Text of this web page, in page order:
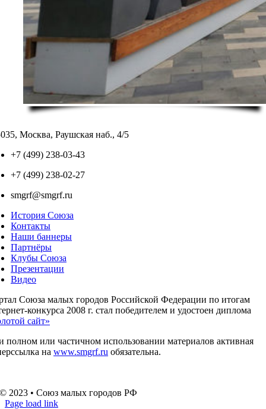
Москва, Раушская наб., 4/5
+7 (499) 238-03-43
+7 (499) 238-02-27
smgrf@smgrf.ru
История Союза
Контакты
Наши баннеры
Партнёры
Клубы Союза
Презентации
Видео
Союза малых городов Российской Федерации по итогам
конкурса 2008 г. стал победителем и удостоен диплома
сайт»
полном или частичном использовании материалов активная
на www.smgrf.ru обязательна.
© 2023 • Союз малых городов РФ
Page load link